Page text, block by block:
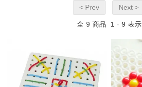
< Prev Next >
全 9 商品 1 - 9 表示